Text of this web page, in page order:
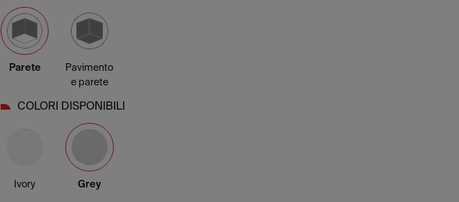
Parete
Pavimento
e parete
COLORI DISPONIBILI
Ivory Grey